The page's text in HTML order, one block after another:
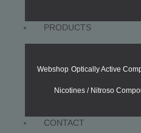
PRODUCTS
Webshop Optically Active
Nicotines / Nitroso
CONTACT